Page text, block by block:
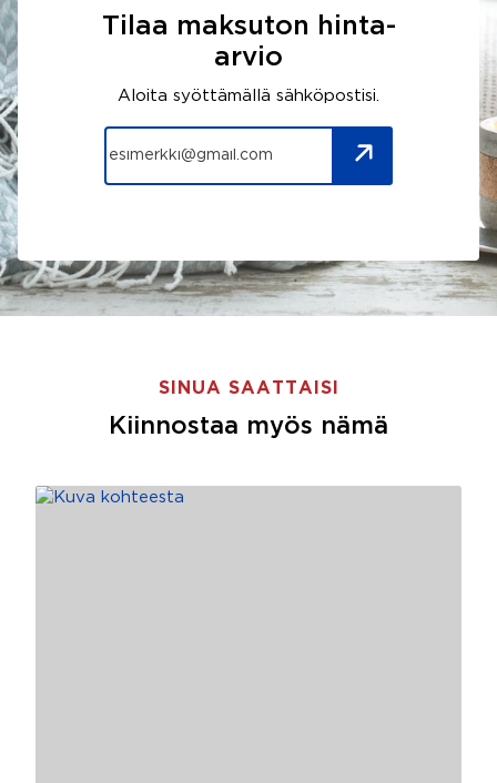
Tilaa maksuton hinta-
arvio
Aloita syöttämällä sähköpostisi.
SINUA SAATTAISI
Kiinnostaa myös nämä